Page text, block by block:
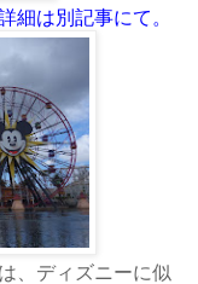
細は別記事にて。
、ディズニーに似